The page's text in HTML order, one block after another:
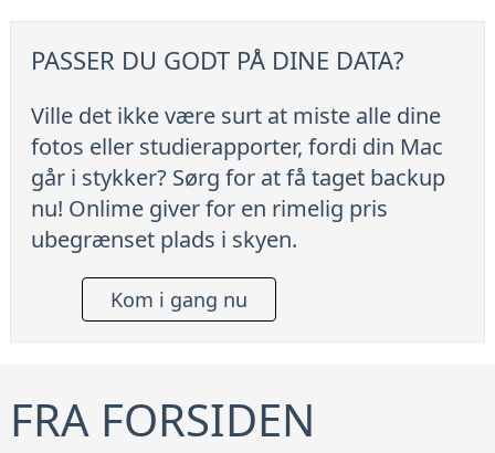
PASSER DU GODT PÅ DINE DATA?
Ville det ikke være surt at miste alle dine
fotos eller studierapporter, fordi din Mac
går i stykker? Sørg for at få taget backup
nu! Onlime giver for en rimelig pris
ubegrænset plads i skyen.
Kom i gang nu
FRA FORSIDEN